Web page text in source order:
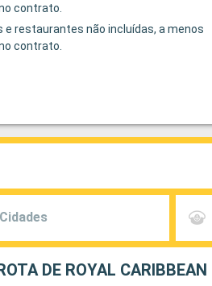
contrato.
e restaurantes não incluídas, a menos
contrato.
Cidades
DE ROYAL CARIBBEAN